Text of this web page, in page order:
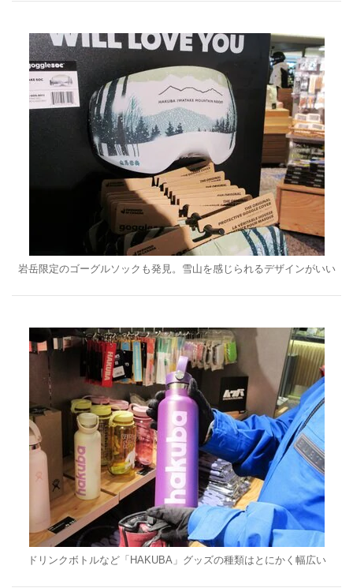
岩岳限定のゴーグルソックも発見。雪山を感じられるデザインがいい
ドリンクボトルなど「HAKUBA」グッズの種類はとにかく幅広い